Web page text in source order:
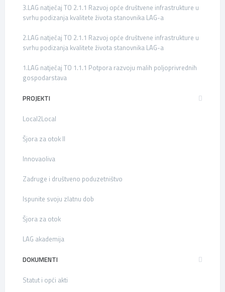
3.LAG natječaj TO 2.1.1 Razvoj opće društvene infrastrukture u
svrhu podizanja kvalitete života stanovnika LAG-a
2.LAG natječaj TO 2.1.1 Razvoj opće društvene infrastrukture u
svrhu podizanja kvalitete života stanovnika LAG-a
1.LAG natječaj TO 1.1.1 Potpora razvoju malih poljoprivrednih
gospodarstava
PROJEKTI
Local2Local
Šjora za otok II
Innovaoliva
Zadruge i društveno poduzetništvo
Ispunite svoju zlatnu dob
Šjora za otok
LAG akademija
DOKUMENTI
Statut i opći akti